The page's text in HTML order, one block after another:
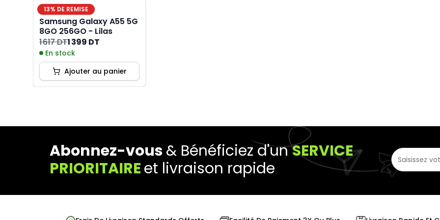
13% DE REMISE
Samsung Galaxy A55 5G
8GO 256GO - Lilas
1 617 DT1 399 DT
En stock
Ajouter au panier
Abonnez-vous& Bénéficiez d'unSERVICE
PRIORITAIREet livraison rapide